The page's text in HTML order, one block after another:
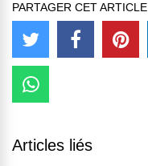
PARTAGER CET ARTICLE
Articles liés